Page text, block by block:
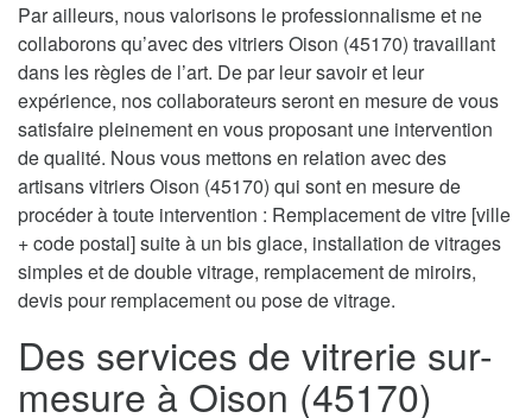
Par ailleurs, nous valorisons le professionnalisme et ne
collaborons qu’avec des vitriers Oison (45170) travaillant
dans les règles de l’art. De par leur savoir et leur
expérience, nos collaborateurs seront en mesure de vous
satisfaire pleinement en vous proposant une intervention
de qualité. Nous vous mettons en relation avec des
artisans vitriers Oison (45170) qui sont en mesure de
procéder à toute intervention : Remplacement de vitre [ville
+ code postal] suite à un bis glace, installation de vitrages
simples et de double vitrage, remplacement de miroirs,
devis pour remplacement ou pose de vitrage.
Des services de vitrerie sur-
mesure à Oison (45170)